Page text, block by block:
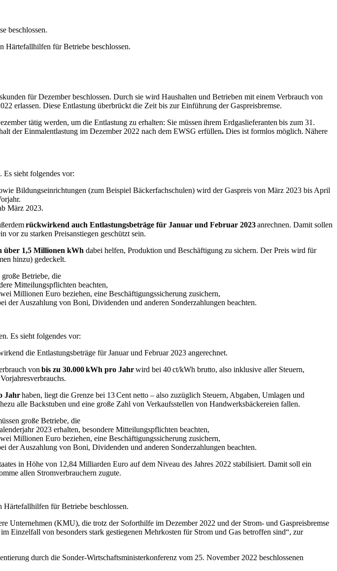
beschlossen.
Härtefallhilfen für Betriebe beschlossen.
für Dezember beschlossen. Durch sie wird Haushalten und Betrieben mit einem Verbrauch von
erlassen. Diese Entlastung überbrückt die Zeit bis zur Einführung der Gaspreisbremse.
tätig werden, um die Entlastung zu erhalten: Sie müssen ihrem Erdgaslieferanten bis zum 31.
der Einmalentlastung im Dezember 2022 nach dem EWSG erfüllen. Dies ist formlos möglich. Nähere
Es sieht folgendes vor:
Bildungseinrichtungen (zum Beispiel Bäckerfachschulen) wird der Gaspreis von März 2023 bis April
März 2023.
rückwirkend auch Entlastungsbeträge für Januar und Februar 2023anrechnen. Damit sollen
vor zu starken Preisanstiegen geschützt sein.
über 1,5 Millionen kWh dabei helfen, Produktion und Beschäftigung zu sichern. Der Preis wird für
hinzu) gedeckelt.
Betriebe, die
Mitteilungspflichten beachten,
Millionen Euro beziehen, eine Beschäftigungssicherung zusichern,
der Auszahlung von Boni, Dividenden und anderen Sonderzahlungen beachten.
Es sieht folgendes vor:
die Entlastungsbeträge für Januar und Februar 2023 angerechnet.
von bis zu 30.000 kWh pro Jahrwird bei 40 ct/kWh brutto, also inklusive aller Steuern,
Jahrhaben, liegt die Grenze bei 13 Cent netto – also zuzüglich Steuern, Abgaben, Umlagen und
alle Backstuben und eine große Zahl von Verkaufsstellen von Handwerksbäckereien fallen.
große Betriebe, die
2023 erhalten, besondere Mitteilungspflichten beachten,
Millionen Euro beziehen, eine Beschäftigungssicherung zusichern,
der Auszahlung von Boni, Dividenden und anderen Sonderzahlungen beachten.
in Höhe von 12,84 Milliarden Euro auf dem Niveau des Jahres 2022 stabilisiert. Damit soll ein
allen Stromverbrauchern zugute.
Härtefallhilfen für Betriebe beschlossen.
(KMU), die trotz der Soforthilfe im Dezember 2022 und der Strom- und Gaspreisbremse
Einzelfall von besonders stark gestiegenen Mehrkosten für Strom und Gas betroffen sind“, zur
durch die Sonder-Wirtschaftsministerkonferenz vom 25. November 2022 beschlossenen